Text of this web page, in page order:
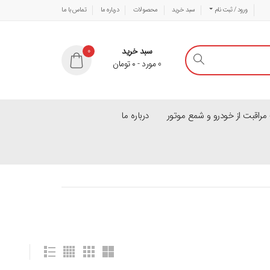
ورود / ثبت نام سبد خرید محصولات درباره ما تماس با ما
0
سبد خرید
0مورد-۰ تومان
از خودرو و شمع موتور درباره ما